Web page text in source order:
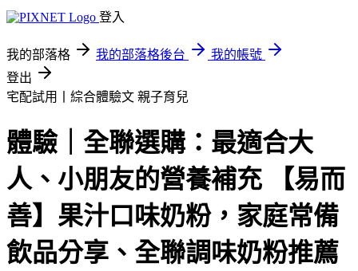
登入
我的部落格 我的部落格後台
我的帳號
登出
宅配試用丨綜合體驗文 親子育兒
體驗｜全聯選購：最適合大
人、小朋友的營養補充 【易而
善】果汁口味奶粉，家庭常備
飲品分享、全聯調味奶粉推薦